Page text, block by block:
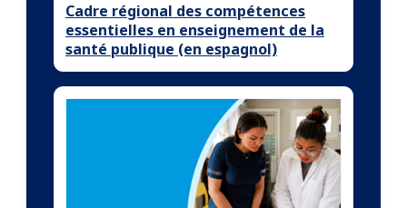
Cadre régional des compétences
essentielles en enseignement de la
santé publique (en espagnol)